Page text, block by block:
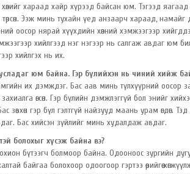
хараад хайр хүрээд байсан юм. Тэгээд
төрсөн. Ээж минь тухайн үед анзаарч хараад,
оосор нярай хүүхдийн хөлний хэмжээгээр
хийлгээд нэг нэгээр нь салгаж авдаг юм
хийлгэх нь их.
юм байна. Гэр бүлийхэн нь чиний хийж
их дэмждэг. Бас аав минь түлхүүрний оосор
захиалга өгсөн. Гэр бүлийн дэмжлэггүй бол энийг
зөвхөн гэр бүл гэлтгүй найзууд маань урам өгдөг.
Бас хийсэн зүйлийг минь худалдаж авдаг.
болохыг хүсэж байна вэ?
бүтээгч болмоор байна. Одооноос зургийн
байгаа болохоор одоогоор гэртээ өөрийгөө